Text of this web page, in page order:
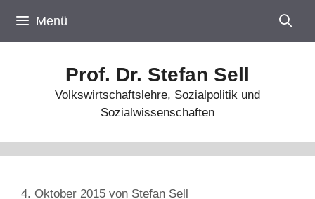
Inhalt
springen
Menü
Prof. Dr. Stefan Sell
Volkswirtschaftslehre, Sozialpolitik und
Sozialwissenschaften
4. Oktober 2015 von Stefan Sell